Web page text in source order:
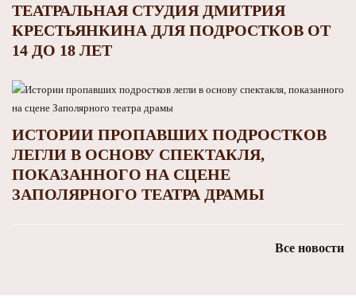
ТЕАТРАЛЬНАЯ СТУДИЯ ДМИТРИЯ
КРЕСТЬЯНКИНА ДЛЯ ПОДРОСТКОВ ОТ
14 ДО 18 ЛЕТ
ИСТОРИИ ПРОПАВШИХ ПОДРОСТКОВ
ЛЕГЛИ В ОСНОВУ СПЕКТАКЛЯ,
ПОКАЗАННОГО НА СЦЕНЕ
ЗАПОЛЯРНОГО ТЕАТРА ДРАМЫ
Все новости